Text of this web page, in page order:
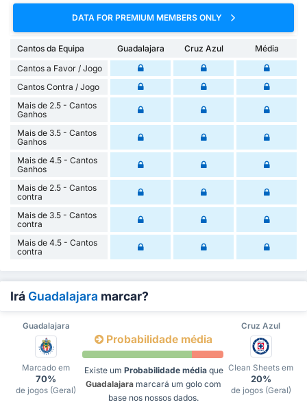
DATA FOR PREMIUM MEMBERS ONLY
Cantos da Equipa Guadalajara Cruz Azul
Média
Cantos a Favor / Jogo
Cantos Contra / Jogo
Mais de 2.5 - Cantos
Ganhos
Mais de 3.5 - Cantos
Ganhos
Mais de 4.5 - Cantos
Ganhos
Mais de 2.5 - Cantos
contra
Mais de 3.5 - Cantos
contra
Mais de 4.5 - Cantos
contra
Irá Guadalajara marcar?
Guadalajara Cruz Azul
Marcado em
70%
de jogos (Geral)
Probabilidade média
Existe um Probabilidade médiaque
Guadalajara marcará um golo com
base nos nossos dados.
Clean Sheets em
20%
de jogos (Geral)